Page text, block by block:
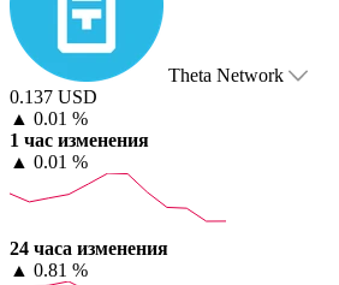
Theta Network
0.137 USD
▲ 0.01 %
1 час изменения
▲ 0.01 %
24 часа изменения
▲ 0.81 %